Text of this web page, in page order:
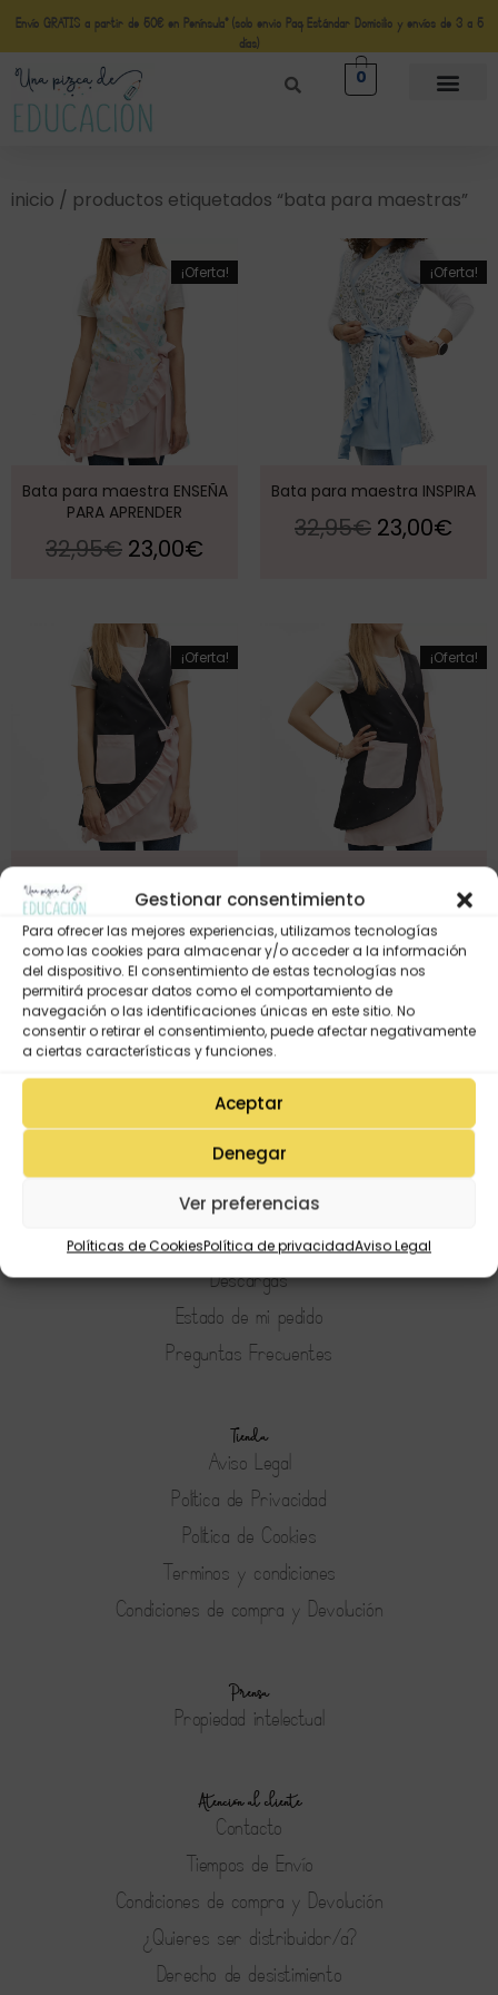
Gestionar consentimiento
Para ofrecer las mejores experiencias, utilizamos tecnologías
como las cookies para almacenar y/o acceder a la información
del dispositivo. El consentimiento de estas tecnologías nos
permitirá procesar datos como el comportamiento de
navegación o las identificaciones únicas en este sitio. No
consentir o retirar el consentimiento, puede afectar negativamente
a ciertas características y funciones.
Aceptar
Denegar
Ver preferencias
Políticas de CookiesPolítica de privacidadAviso Legal
Envío GRATIS a partir de 50€ en Península* (solo envio Paq Estándar Domicilio y envíos de 3 a 5
días)
0
inicio / productos etiquetados “bata para maestras”
¡Oferta!
Bata para maestra ENSEÑA
PARA APRENDER
32,95€ 23,00€
¡Oferta!
Bata para maestra INSPIRA
32,95€ 23,00€
¡Oferta!
32,95 23,00€
¡Oferta!
32,95€
Mi Cuenta
Lista de deseos
Mi Perfil
Descargas
Estado de mi pedido
Preguntas Frecuentes
Tienda
Aviso Legal
Política de Privacidad
Política de Cookies
Terminos y condiciones
Condiciones de compra y Devolución
Prensa
Propiedad intelectual
Atención al cliente
Contacto
Tiempos de Envío
Condiciones de compra y Devolución
¿Quieres ser distribuidor/a?
Derecho de desistimiento